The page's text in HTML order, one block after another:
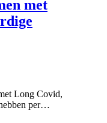
met
Long Covid,
per…